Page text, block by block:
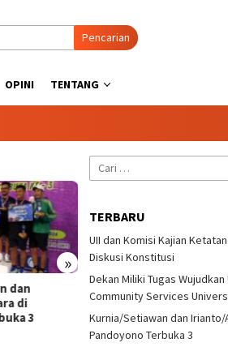
Pencarian
OPINI TENTANG
»
dan
di
3
Lusiana/Polianthes
Tenis Ganda Putri
Pandoyono Terbuka 3
Cari
untuk:
TERBARU
UII dan Komisi Kajian
Diskusi Konstitusi
Dekan Miliki Tugas Wujudkan
Community Services
Kurnia/Setiawan dan Irianto/
Pandoyono Terbuka 3